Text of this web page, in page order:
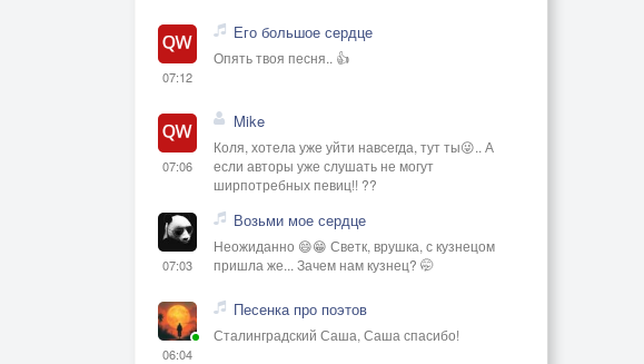
07:12
Его большое сердце
Опять твоя песня.. 👍
07:06
Mike
Коля, хотела уже уйти навсегда, тут ты😜.. А
если авторы уже слушать не могут
ширпотребных певиц!! ??
07:03
Возьми мое сердце
Неожиданно 😄😁 Светк, врушка, с кузнецом
пришла же... Зачем нам кузнец? 🤭
06:04
Песенка про поэтов
Сталинградский Саша, Саша спасибо!